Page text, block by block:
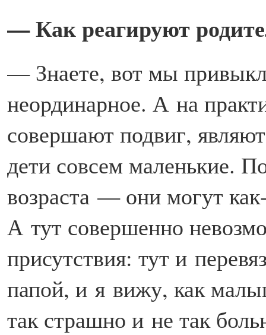
— Как реагируют
— Знаете, вот мы
неординарное. А на
совершают подвиг,
дети совсем маленькие.
возраста — они могут
А тут совершенно
присутствия: тут и
папой, и я вижу, как
так страшно и не так